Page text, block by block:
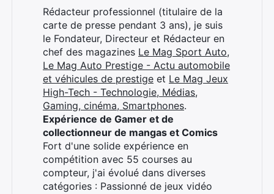
Rédacteur professionnel (titulaire de la
carte de presse pendant 3 ans), je suis
le Fondateur, Directeur et Rédacteur en
chef des magazines Le Mag Sport Auto,
Le Mag Auto Prestige - Actu automobile
et véhicules de prestige et Le Mag Jeux
High-Tech - Technologie, Médias,
Gaming, cinéma, Smartphones.
Expérience de Gamer et de
collectionneur de mangas et Comics
Fort d'une solide expérience en
compétition avec 55 courses au
compteur, j'ai évolué dans diverses
catégories : Passionné de jeux vidéo